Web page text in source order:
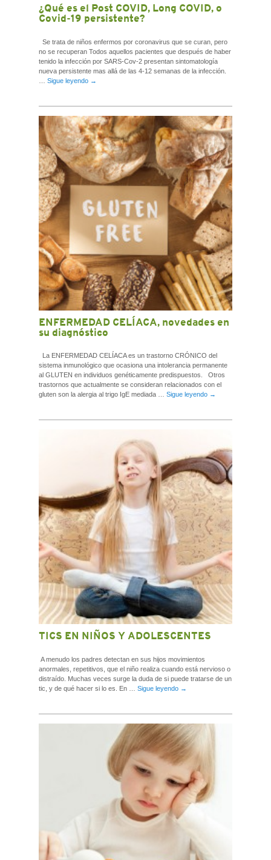
¿Qué es el Post COVID, Long COVID, o
Covid-19 persistente?
Se trata de niños enfermos por coronavirus que se curan, pero
no se recuperan Todos aquellos pacientes que después de haber
tenido la infección por SARS-Cov-2 presentan sintomatología
nueva persistente mas allá de las 4-12 semanas de la infección.
Sigue leyendo →
ENFERMEDAD CELÍACA, novedades en
su diagnóstico
La ENFERMEDAD CELÍACA es un trastorno CRÓNICO del
sistema inmunológico que ocasiona una intolerancia permanente
al GLUTEN en individuos genéticamente predispuestos. Otros
trastornos que actualmente se consideran relacionados con el
gluten son la alergia al trigo IgE mediada … Sigue leyendo →
TICS EN NIÑOS Y ADOLESCENTES
A menudo los padres detectan en sus hijos movimientos
anormales, repetitivos, que el niño realiza cuando está nervioso o
distraído. Muchas veces surge la duda de si puede tratarse de un
tic, y de qué hacer si lo es. En … Sigue leyendo →